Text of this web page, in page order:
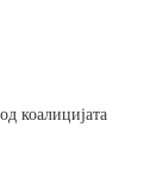
коалицијата